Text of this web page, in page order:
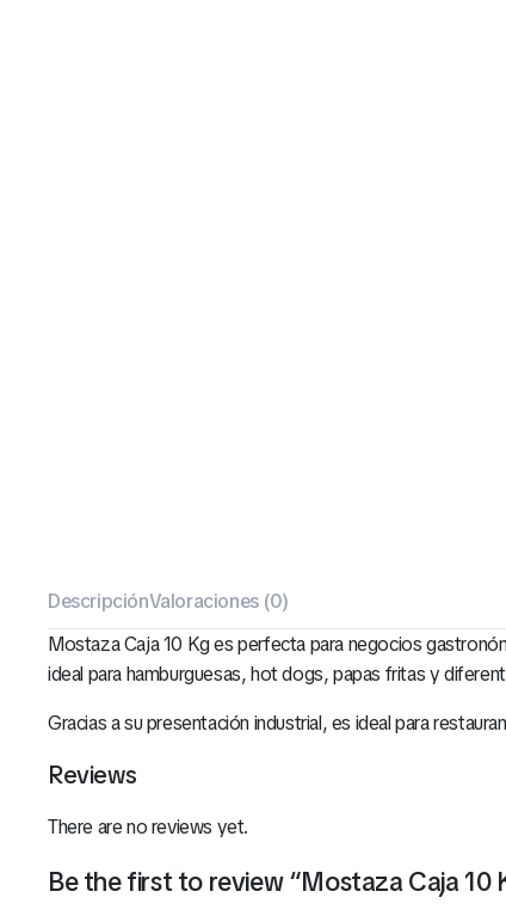
DescripciónValoraciones (0)
Mostaza Caja 10 Kg es perfecta para negocios
ideal para hamburguesas, hot dogs, papas fritas y
Gracias a su presentación industrial, es ideal para
Reviews
There are no reviews yet.
Be the first to review “Mostaza Caja 10